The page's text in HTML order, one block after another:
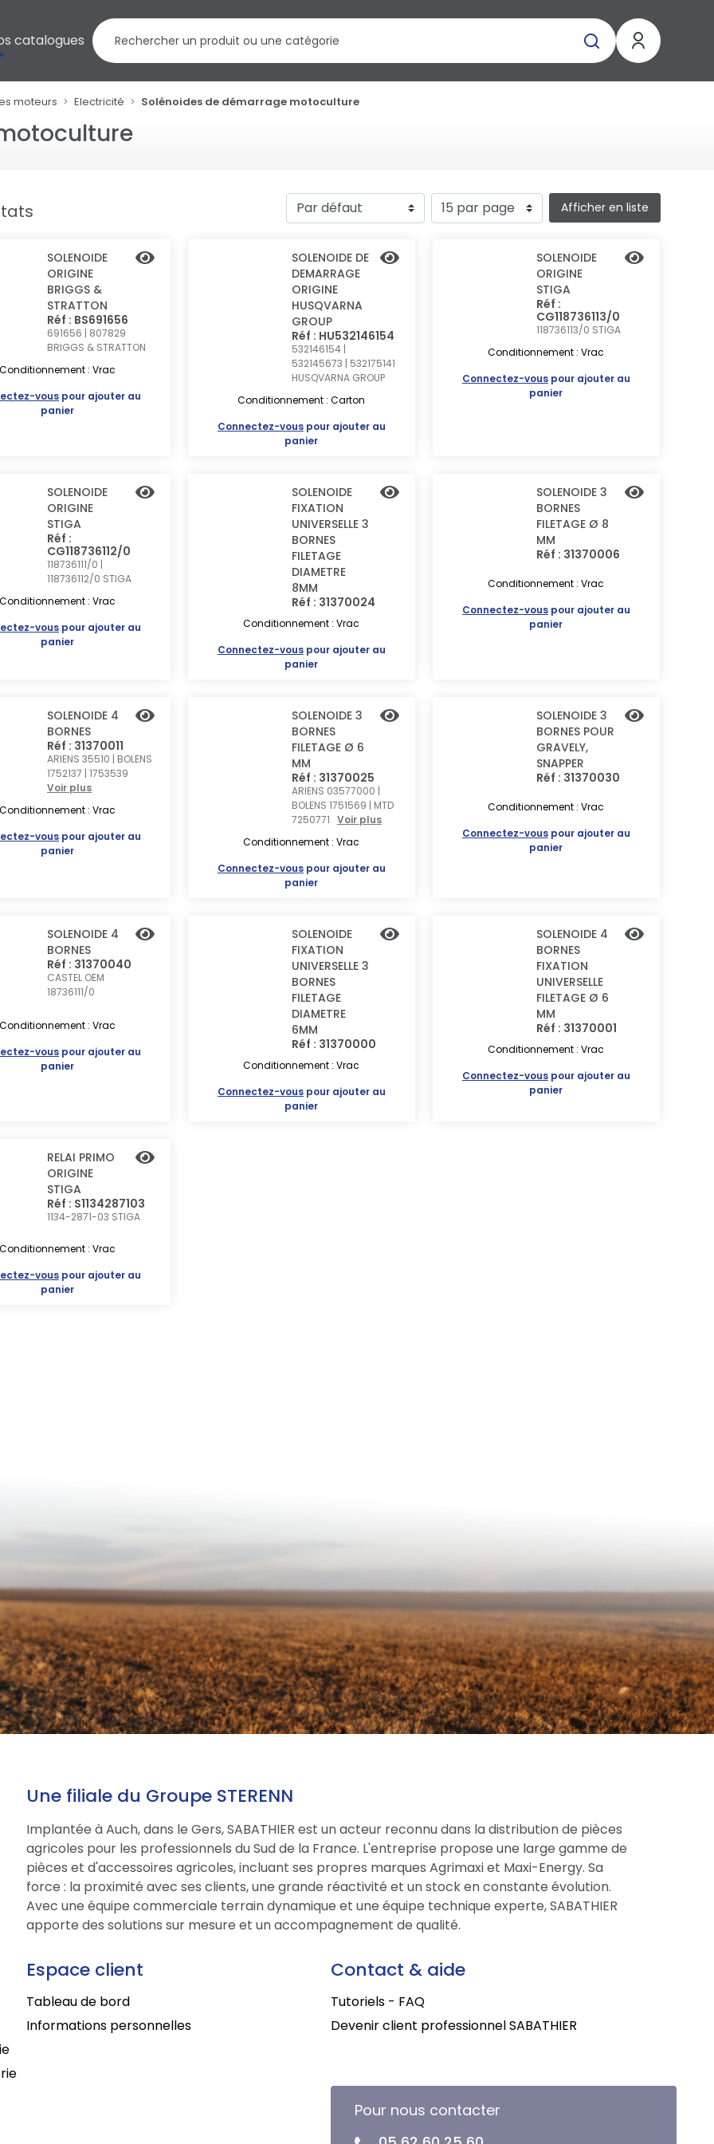
catalogues
moteurs Electricité Solénoides de démarrage motoculture
Afficher en liste
SOLENOIDE
ORIGINE
BRIGGS &
STRATTON
Réf : BS691656
691656 | 807829
BRIGGS & STRATTON
: Vrac
vous pour ajouter au
panier
SOLENOIDE DE
DEMARRAGE
ORIGINE
HUSQVARNA
GROUP
Réf : HU532146154
532146154 |
532145673 | 532175141
HUSQVARNA GROUP
Conditionnement : Carton
Connectez-vouspour ajouter au
panier
SOLENOIDE
ORIGINE
STIGA
Réf :
CG118736113/0
118736113/0 STIGA
Conditionnement : Vrac
Connectez-vouspour ajouter au
panier
SOLENOIDE
ORIGINE
STIGA
Réf :
CG118736112/0
118736111/0 |
118736112/0 STIGA
: Vrac
vous pour ajouter au
panier
SOLENOIDE
FIXATION
UNIVERSELLE 3
BORNES
FILETAGE
DIAMETRE
8MM
Réf : 31370024
Conditionnement : Vrac
Connectez-vouspour ajouter au
panier
SOLENOIDE 3
BORNES
FILETAGE Ø 8
MM
Réf : 31370006
Conditionnement : Vrac
Connectez-vouspour ajouter au
panier
SOLENOIDE 4
BORNES
Réf : 31370011
ARIENS 35510 | BOLENS
1752137 | 1753539
Voir plus
: Vrac
vous pour ajouter au
panier
SOLENOIDE 3
BORNES
FILETAGE Ø 6
MM
Réf : 31370025
ARIENS 03577000 |
BOLENS 1751569 | MTD
7250771 Voir plus
Conditionnement : Vrac
Connectez-vouspour ajouter au
panier
SOLENOIDE 3
BORNES POUR
GRAVELY,
SNAPPER
Réf : 31370030
Conditionnement : Vrac
Connectez-vouspour ajouter au
panier
SOLENOIDE 4
BORNES
Réf : 31370040
CASTEL OEM
18736111/0
: Vrac
vous pour ajouter au
panier
SOLENOIDE
FIXATION
UNIVERSELLE 3
BORNES
FILETAGE
DIAMETRE
6MM
Réf : 31370000
Conditionnement : Vrac
Connectez-vouspour ajouter au
panier
SOLENOIDE 4
BORNES
FIXATION
UNIVERSELLE
FILETAGE Ø 6
MM
Réf : 31370001
Conditionnement : Vrac
Connectez-vouspour ajouter au
panier
RELAI PRIMO
ORIGINE
STIGA
Réf : S1134287103
1134-2871-03 STIGA
: Vrac
vous pour ajouter au
panier
Une filiale du Groupe STERENN
Implantée à Auch, dans le Gers, SABATHIER est un acteur reconnu dans la distribution de pièces
agricoles pour les professionnels du Sud de la France. L'entreprise propose une large gamme de
pièces et d'accessoires agricoles, incluant ses propres marques Agrimaxi et Maxi-Energy. Sa
force : la proximité avec ses clients, une grande réactivité et un stock en constante évolution.
Avec une équipe commerciale terrain dynamique et une équipe technique experte, SABATHIER
apporte des solutions sur mesure et un accompagnement de qualité.
Espace client
Tableau de bord
Informations personnelles
Contact & aide
Tutoriels - FAQ
Devenir client professionnel SABATHIER
Pour nous contacter